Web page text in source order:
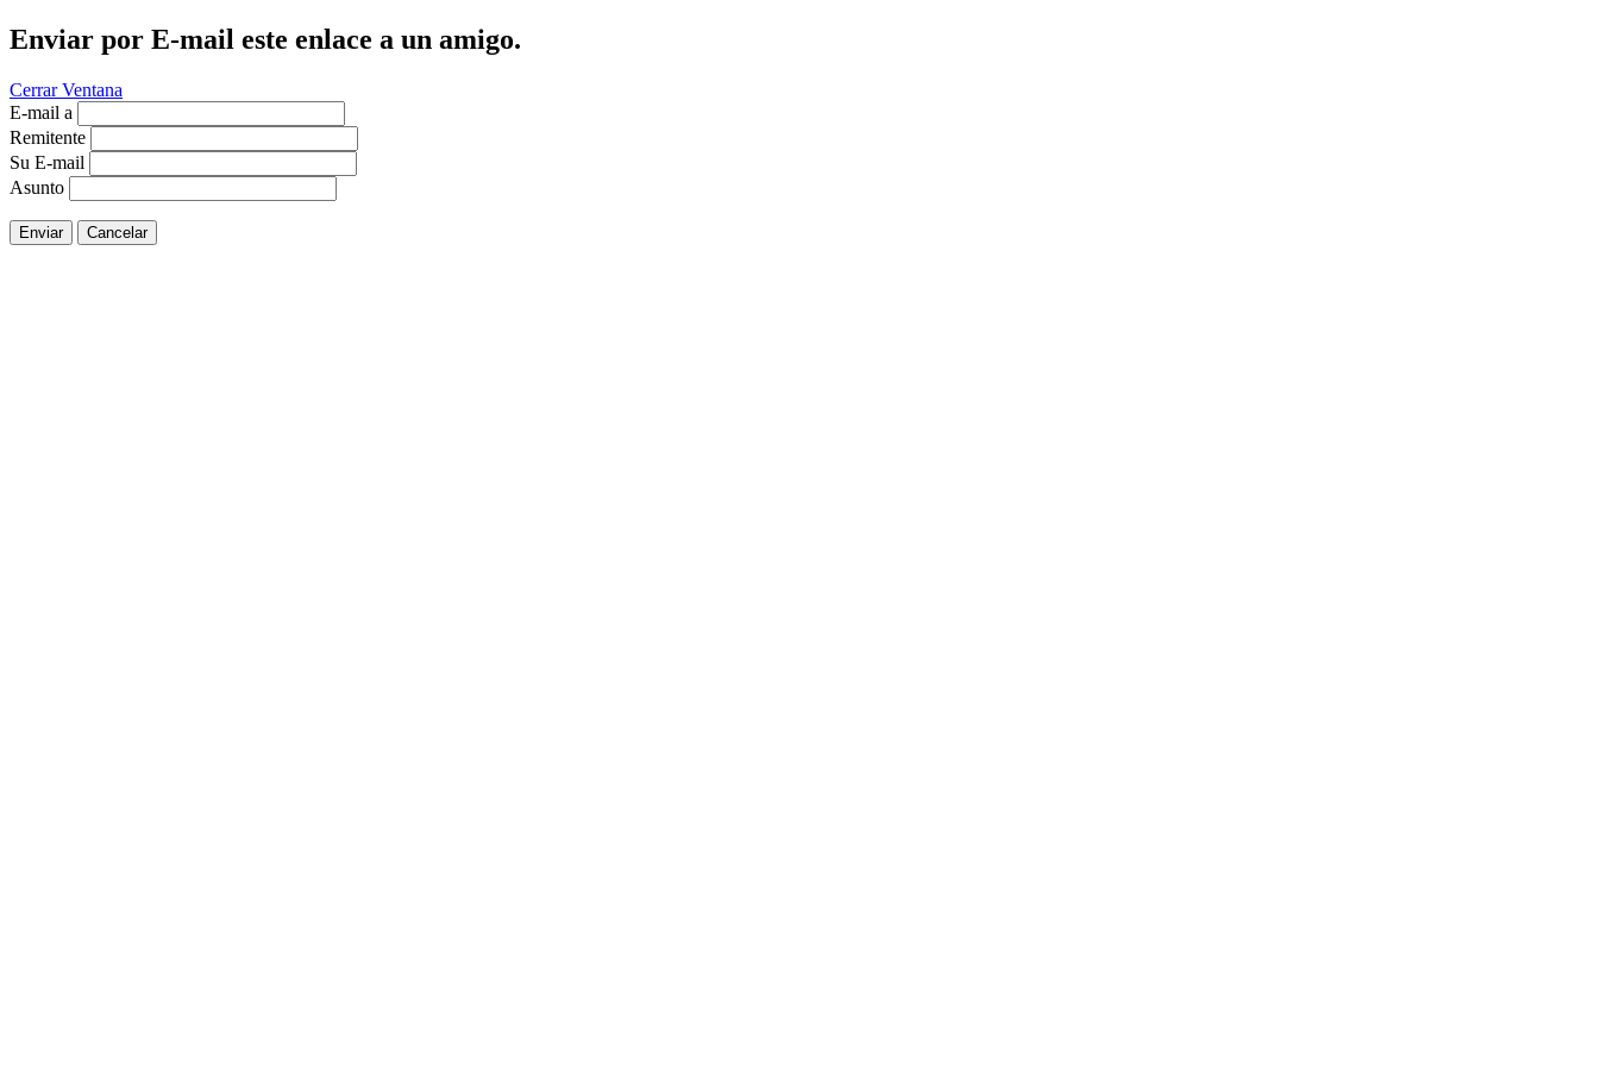
Enviar por E-mail este enlace a un amigo.
Cerrar Ventana
E-mail a
Remitente
Su E-mail
Asunto
Enviar Cancelar